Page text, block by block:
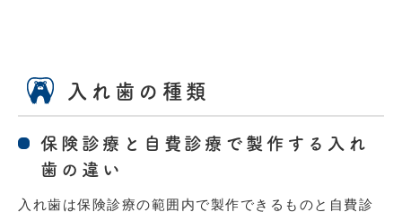
入れ歯の種類
保険診療と自費診療で製作する入れ
歯の違い
入れ歯は保険診療の範囲内で製作できるものと自費診